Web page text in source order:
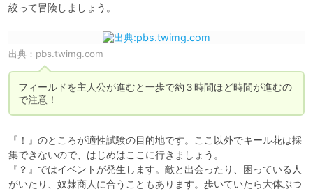
出典： pbs.twimg.com
フィールドを主人公が進むと一歩で約３時間ほど時間が進むの
『！』のところが適性試験の目的地です。ここ以外でキール花は採
集できないので、はじめはここに行きましょう。
『？』ではイベントが発生します。敵と出会ったり、困っている人
がいたり、奴隷商人に合うこともあります。歩いていたら大体ぶつ